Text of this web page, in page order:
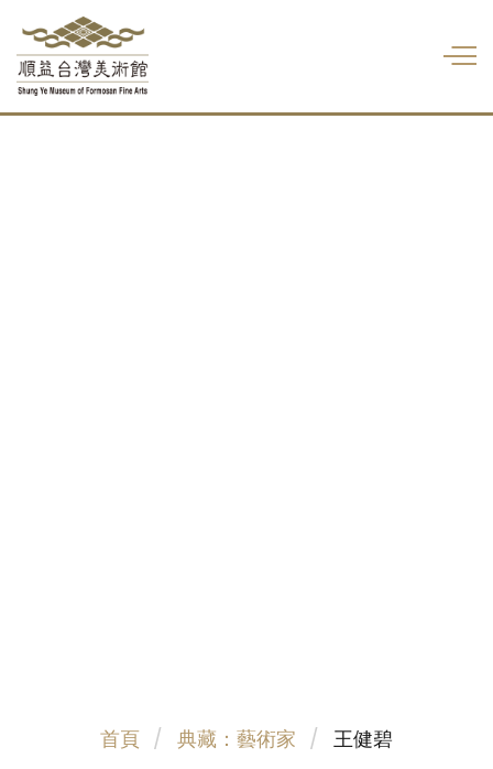
首頁 典藏：藝術家 王健碧